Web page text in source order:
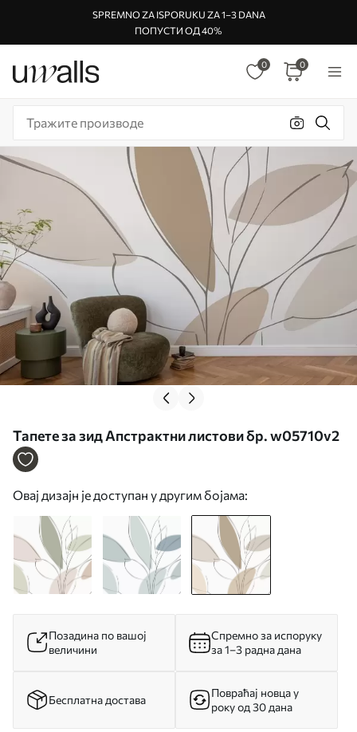
SPREMNO ZA ISPORUKU ZA 1–3 DANA
ПОПУСТИ ОД 40%
0 0
Тапете за зид Апстрактни листови бр. w05710v2
Овај дизајн је доступан у другим бојама:
Позадина по вашој
величини
Спремно за испоруку
за 1–3 радна дана
Бесплатна достава
Повраћај новца у
року од 30 дана